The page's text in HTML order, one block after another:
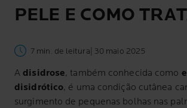
PELE E COMO
7 min. de leitura | 30 maio 2025
A disidrose, também conhecida como
disidrótico, é uma condição cutânea
surgimento de pequenas bolhas nas